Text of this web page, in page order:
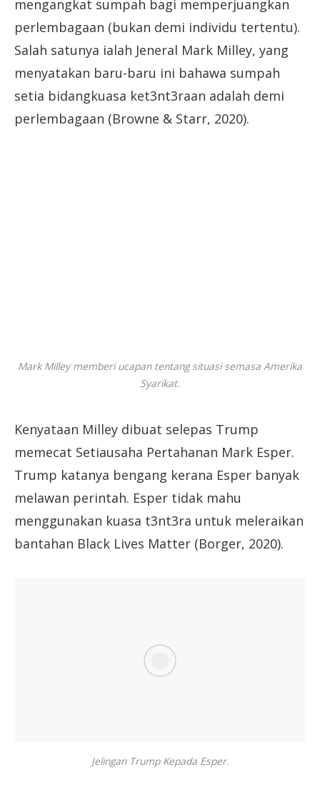
mengangkat sumpah bagi memperjuangkan
perlembagaan (bukan demi individu tertentu).
Salah satunya ialah Jeneral Mark Milley, yang
menyatakan baru-baru ini bahawa sumpah
setia bidangkuasa ket3nt3raan adalah demi
perlembagaan (Browne & Starr, 2020).
Mark Milley memberi ucapan tentang situasi semasa Amerika
Syarikat.
Kenyataan Milley dibuat selepas Trump
memecat Setiausaha Pertahanan Mark Esper.
Trump katanya bengang kerana Esper banyak
melawan perintah. Esper tidak mahu
menggunakan kuasa t3nt3ra untuk meleraikan
bantahan Black Lives Matter (Borger, 2020).
Jelingan Trump Kepada Esper.